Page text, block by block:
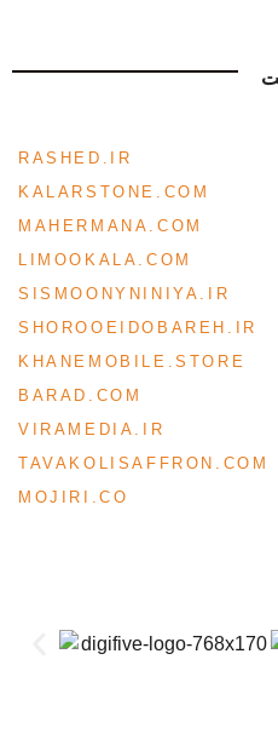
RASHED.IR
KALARSTONE.COM
MAHERMANA.COM
LIMOOKALA.COM
SISMOONYNINIYA.IR
SHOROOEIDOBAREH.IR
KHANEMOBILE.STORE
BARAD.COM
VIRAMEDIA.IR
TAVAKOLISAFFRON.COM
MOJIRI.CO